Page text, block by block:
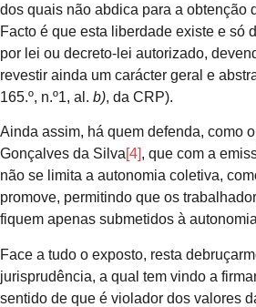
dos quais não abdica para a obtenção
Facto é que esta liberdade existe e só
por lei ou decreto-lei autorizado,
revestir ainda um carácter geral e
165.º, n.º1, al. b), da CRP).
Ainda assim, há quem defenda, como
Gonçalves da Silva[4], que com a
não se limita a autonomia coletiva,
promove, permitindo que os
fiquem apenas submetidos à
Face a tudo o exposto, resta
jurisprudência, a qual tem vindo a
sentido de que é violador dos valores